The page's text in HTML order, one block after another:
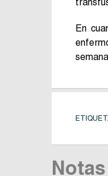
En